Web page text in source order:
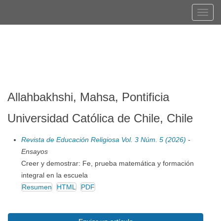
Allahbakhshi, Mahsa, Pontificia
Universidad Católica de Chile, Chile
Revista de Educación Religiosa Vol. 3 Núm. 5 (2026) -
Ensayos
Creer y demostrar: Fe, prueba matemática y formación
integral en la escuela
Resumen
HTML PDF